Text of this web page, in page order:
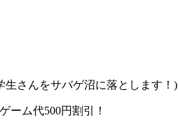
さんをサバゲ沼に落とします！)
ーム代500円割引！